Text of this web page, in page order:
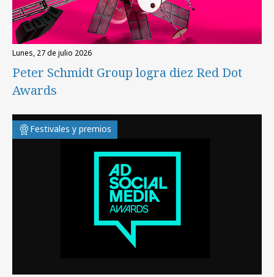
lunes, 27 de julio 2026
Peter Schmidt Group logra diez Red Dot
Awards
Festivales y premios